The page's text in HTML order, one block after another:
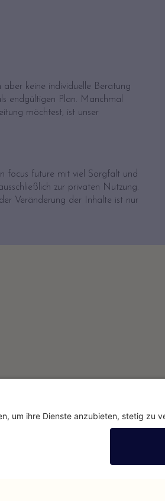
keine individuelle Beratung
endgültigen Plan. Manchmal
möchtest, ist unser
focus future mit viel Sorgfalt und
zur privaten Nutzung.
Veränderung der Inhalte ist nur